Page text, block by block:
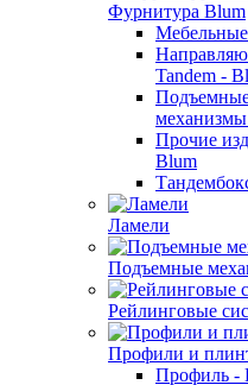
Фурнитура Blum
Tandem -
Прочие
Blum
Ламели
Подъемные
Рейлинговые
Профили и
Профиль -